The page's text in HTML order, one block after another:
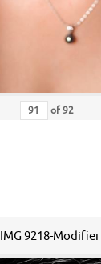
of92
IMG 9218-Modifier